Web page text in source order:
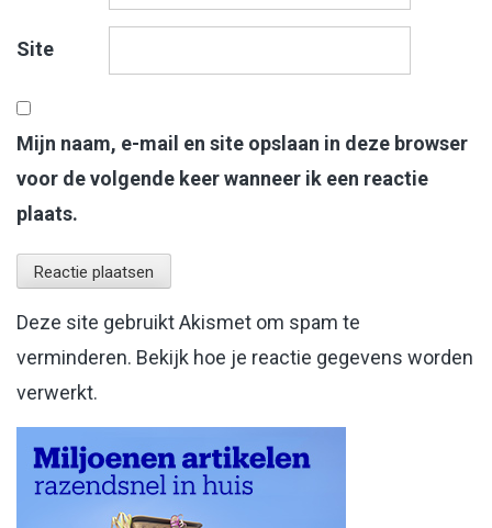
Site
Mijn naam, e-mail en site opslaan in deze browser
voor de volgende keer wanneer ik een reactie
plaats.
Deze site gebruikt Akismet om spam te
verminderen. Bekijk hoe je reactie gegevens worden
verwerkt.